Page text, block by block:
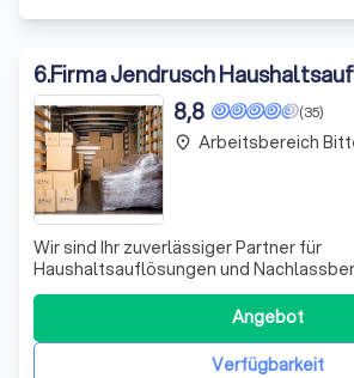
6.Firma Jendrusch
(35)
8,8
Wir sind Ihr zuverlässiger Partner für
Haushaltsauflösungen und
Halle (Saale) und Umgebung. Unser
Team hat sich darauf spezialisiert, Ihnen
Entrümpelung von Wohnungen, Häusern,
sogar Gewerbeeinheiten zur Seite zu
Verfügbarkeit
Angebot
place Arbeitsbereich